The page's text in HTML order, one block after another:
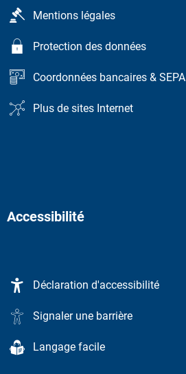
Mentions légales
Protection des données
Coordonnées bancaires & SEPA
Plus de sites Internet
Accessibilité
Déclaration d'accessibilité
Signaler une barrière
Langage facile